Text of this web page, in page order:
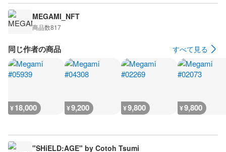
MEGAMI_NFT
商品数817
同じ作者の商品 すべて見る
¥18,000 ¥9,200 ¥9,800 ¥9,800
"SHiELD:AGE" by Cotoh Tsumi